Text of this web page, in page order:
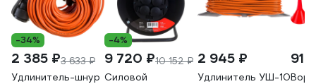
-34%
2 385 ₽3 633 ₽
Удлинитель-шнур
-4%
9 720 ₽10 152 ₽
Силовой
2 945 ₽
Удлинитель УШ-10
91